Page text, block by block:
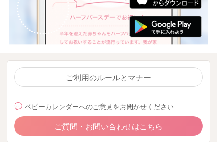
ご利用のルールとマナー
ベビーカレンダーへのご意見をお聞かせください
ご質問・お問い合わせはこちら